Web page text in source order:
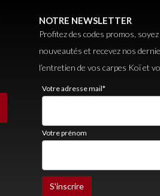
NOTRE NEWSLETTER
Profitez des codes promos,
nouveautés et recevez nos
l’entretien de vos carpes Koï et
Votre adresse mail*
Votre prénom